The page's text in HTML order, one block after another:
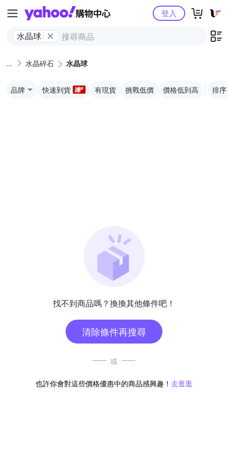
Yahoo購物中心
水晶球
登入
水晶碎石 水晶球
品牌 快速到貨 有現貨 挑戰低價 價格低到高 排序
找不到商品嗎？換換其他條件吧！
清除條件再搜尋
或
也許你會對這些價格優惠中的商品感興趣！ 去逛逛